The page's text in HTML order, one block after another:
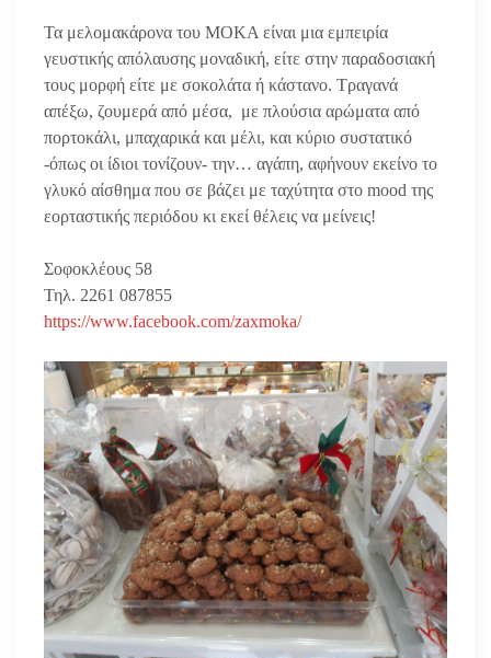
Τα μελομακάρονα του ΜΟΚΑ είναι μια εμπειρία
γευστικής απόλαυσης μοναδική, είτε στην παραδοσιακή
τους μορφή είτε με σοκολάτα ή κάστανο. Τραγανά
απέξω, ζουμερά από μέσα, με πλούσια αρώματα από
πορτοκάλι, μπαχαρικά και μέλι, και κύριο συστατικό
-όπως οι ίδιοι τονίζουν- την… αγάπη, αφήνουν εκείνο το
γλυκό αίσθημα που σε βάζει με ταχύτητα στο mood της
εορταστικής περιόδου κι εκεί θέλεις να μείνεις!
Σοφοκλέους 58
Τηλ. 2261 087855
https://www.facebook.com/zaxmoka/